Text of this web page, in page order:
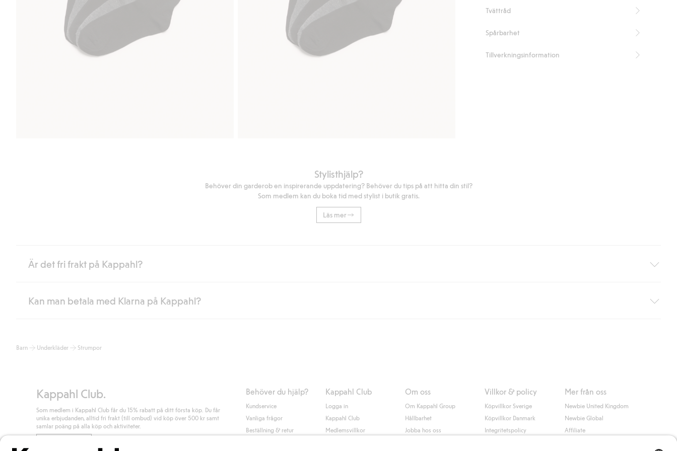
Tvättråd
Spårbarhet
Tillverkningsinformation
Stylisthjälp?
Behöver din garderob en inspirerande uppdatering? Behöver du tips på att hitta din stil?
Som medlem kan du boka tid med stylist i butik gratis.
Läs mer
Är det fri frakt på Kappahl?
Är du medlem i Kappahl Club har du alltid gratis frakt till butik eller om du handlar för över 500kr med leverans till ombud eller paketbox (gäller ej hemleverans). Frakten tas bort per automatik efter du
Läs mer
Kan man betala med Klarna på Kappahl?
klicka på "Slutför köp" godkänner du Kappahls allmänna villkor.
Barn Underkläder Strumpor
Kappahl Club.
Som medlem i Kappahl Club får du 15% rabatt på ditt första köp. Du får
unika erbjudanden, alltid fri frakt (till ombud) vid köp över 500 kr samt
samlar poäng på alla köp och aktiviteter.
Behöver du hjälp?
Kundservice
Vanliga frågor
Beställning & retur
Kappahl Club
Logga in
Kappahl Club
Medlemsvillkor
Om oss
Om Kappahl Group
Hållbarhet
Jobba hos oss
Villkor & policy
Köpvillkor Sverige
Köpvillkor Danmark
Integritetspolicy
Mer från oss
Newbie United Kingdom
Newbie Global
Affiliate